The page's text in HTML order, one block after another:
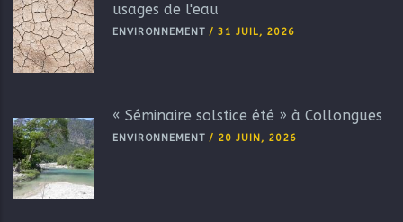
usages de l'eau
ENVIRONNEMENT / 31 JUIL, 2026
« Séminaire solstice été » à Collongues
ENVIRONNEMENT / 20 JUIN, 2026